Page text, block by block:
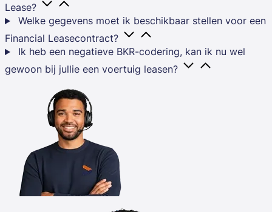
Lease?
Welke gegevens moet ik beschikbaar stellen voor een
Financial Leasecontract?
Ik heb een negatieve BKR-codering, kan ik nu wel
gewoon bij jullie een voertuig leasen?